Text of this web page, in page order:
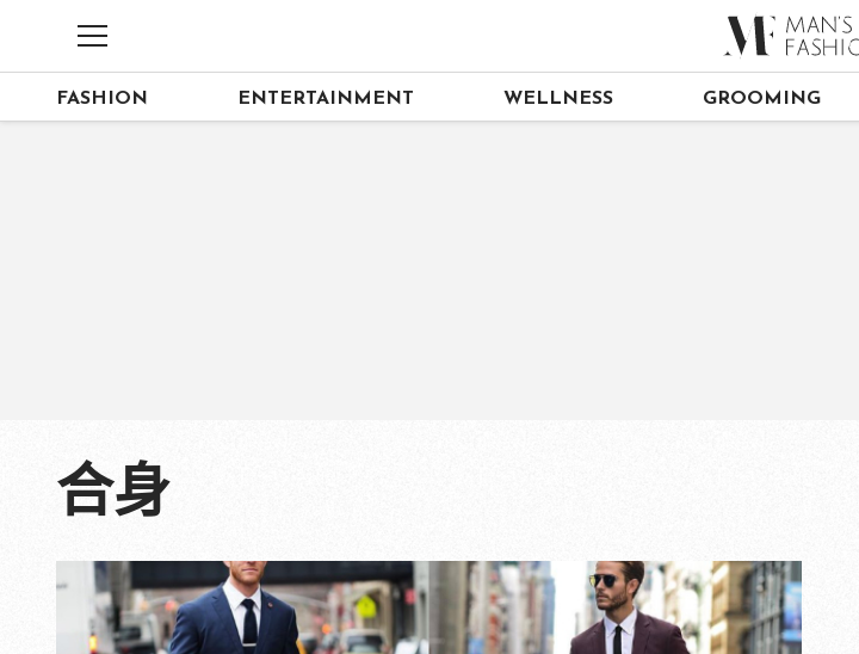
FASHION ENTERTAINMENT WELLNESS GROOMING
合身